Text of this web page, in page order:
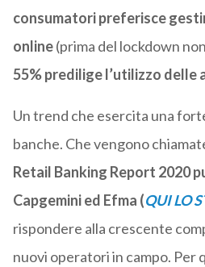
consumatori preferisce
online(prima del lockdown
55% predilige l’utilizzo delle
Un trend che esercita una
banche. Che vengono
Retail Banking Report 2020
Capgemini ed Efma (QUI LO
rispondere alla crescente
nuovi operatori in campo. Per